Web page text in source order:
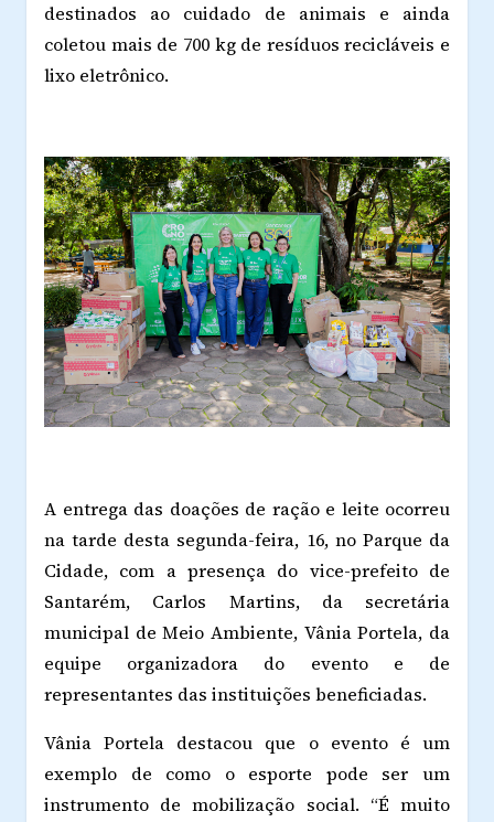
destinados ao cuidado de animais e ainda
coletou mais de 700 kg de resíduos recicláveis e
lixo eletrônico.
A entrega das doações de ração e leite ocorreu
na tarde desta segunda-feira, 16, no Parque da
Cidade, com a presença do vice-prefeito de
Santarém, Carlos Martins, da secretária
municipal de Meio Ambiente, Vânia Portela, da
equipe organizadora do evento e de
representantes das instituições beneficiadas.
Vânia Portela destacou que o evento é um
exemplo de como o esporte pode ser um
instrumento de mobilização social. “É muito